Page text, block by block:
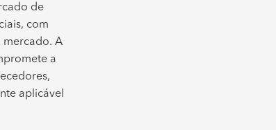
de
com
mercado. A
a
aplicável